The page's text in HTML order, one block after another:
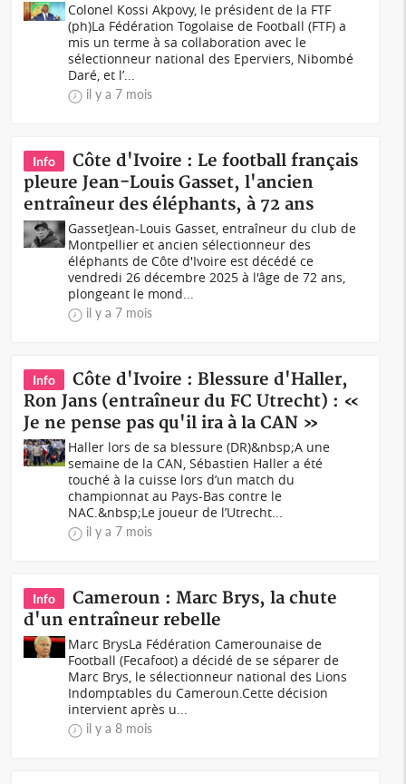
Colonel Kossi Akpovy, le président de la FTF
(ph)La Fédération Togolaise de Football (FTF) a
mis un terme à sa collaboration avec le
sélectionneur national des Eperviers, Nibombé
Daré, et l’...
il y a 7 mois
Info
Côte d'Ivoire : Le football français
pleure Jean-Louis Gasset, l'ancien
entraîneur des éléphants, à 72 ans
GassetJean-Louis Gasset, entraîneur du club de
Montpellier et ancien sélectionneur des
éléphants de Côte d'Ivoire est décédé ce
vendredi 26 décembre 2025 à l'âge de 72 ans,
plongeant le mond...
il y a 7 mois
Info
Côte d'Ivoire : Blessure d'Haller,
Ron Jans (entraîneur du FC Utrecht) : «
Je ne pense pas qu'il ira à la CAN »
Haller lors de sa blessure (DR)&nbsp;A une
semaine de la CAN, Sébastien Haller a été
touché à la cuisse lors d’un match du
championnat au Pays-Bas contre le
NAC.&nbsp;Le joueur de l’Utrecht...
il y a 7 mois
Info
Cameroun : Marc Brys, la chute
d'un entraîneur rebelle
Marc BrysLa Fédération Camerounaise de
Football (Fecafoot) a décidé de se séparer de
Marc Brys, le sélectionneur national des Lions
Indomptables du Cameroun.Cette décision
intervient après u...
il y a 8 mois